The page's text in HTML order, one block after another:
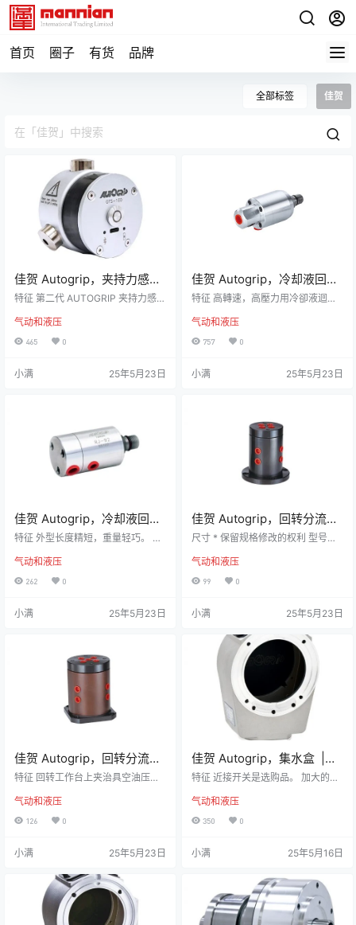
首页 圈子 有货 品牌
全部标签 佳贺
佳贺 Autogrip，夹持力感测
器 | GFS-100
特征 第二代 AUTOGRIP 夹持力感测
蓝牙5.0技术，确保无线连接的稳定
性。 Type-C充电便利：支援Type-
您在工作中无需担心电量问题。 支
置2爪或3爪操作：根…
气动和液压
465 0
小满 25年5月23日
佳贺 Autogrip，冷却液回转
接头 | RJ-80，冷却液回转
特征 高轉速，高壓力用冷卻液迴轉
精密陶瓷相配對，耐磨耗特性佳。
注水部無流體通過時，請勿運轉。
(kgf/cm2)吐出量( 使用压力 50 kgf/
气动和液压
757 0
小满 25年5月23日
佳贺 Autogrip，冷却液回转
接头 | RJ-92，冷却液回转
构
特征 外型长度精短，重量轻巧。 高
内部止水阀使用超硬合金及精密陶
瓷相配对，耐磨耗性特佳。 运转时
如无流体通过，则止水阀自动脱
小启动压力4 kgf/cm2。 尺寸 * 保
吐出量( 使用压力 50 kgf/cm2)最高
使用回转数(r.p.m.)最小启动压…
气动和液压
262 0
小满 25年5月23日
佳贺 Autogrip，回转分流阀
| RV，空压型回转分流阀
尺寸 * 保留规格修改的权利 型号分
量(kg)RV-A31H四向(可訂製)0.8(8)
4.8
气动和液压
99 0
小满 25年5月23日
佳贺 Autogrip，回转分流阀
| RV，油压型回转分流阀
特征 回转工作台上夹治具空油压缸
设计，使得回转轴可轻力转动，且
不虞漏油。 I型为一回路，同时控制
开夹动作。 II型为二回路，可分别控
务必单独接回油槽，以避免产品背
号分流数最高使用压力MPa(kgf/cm
2)重量(kg)RV-31H四向(可訂製)4.0
(40)7.4
气动和液压
126 0
小满 25年5月23日
佳贺 Autogrip，集水盒 |
CT-SB/CT-SBS，集水盒与
特征 近接开关是选购品。 加大的排
格 型号电压负荷容量输出规格IFS28
7(IFM)DC 10/30V100mANPN 端
子连接 型号+VOP1OVIFS287(IFM)
型号ABCDEFF1F2GG1G2HJCT-S
转缸CT-S05B/CT-S05BS971206
8.333.3…
气动和液压
350 0
小满 25年5月16日